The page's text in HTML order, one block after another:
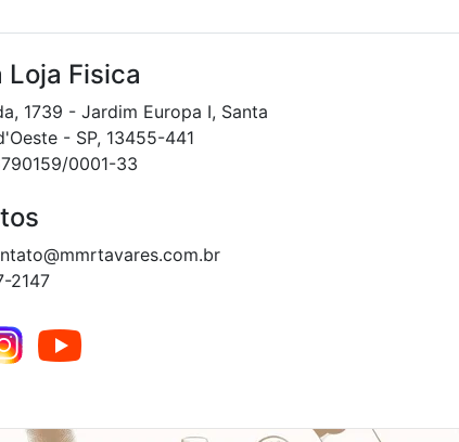
Loja Fisica
1739 - Jardim Europa I, Santa
- SP, 13455-441
0001-33
2147